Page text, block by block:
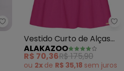
Torra - Vestido Sarja Infantil
Vestido Curto de Alças
em Tecido com Linho
(Rosa)
ALAKAZOO
R$ 70,36R$ 175,90
ou 2x de R$ 35,18 sem juros